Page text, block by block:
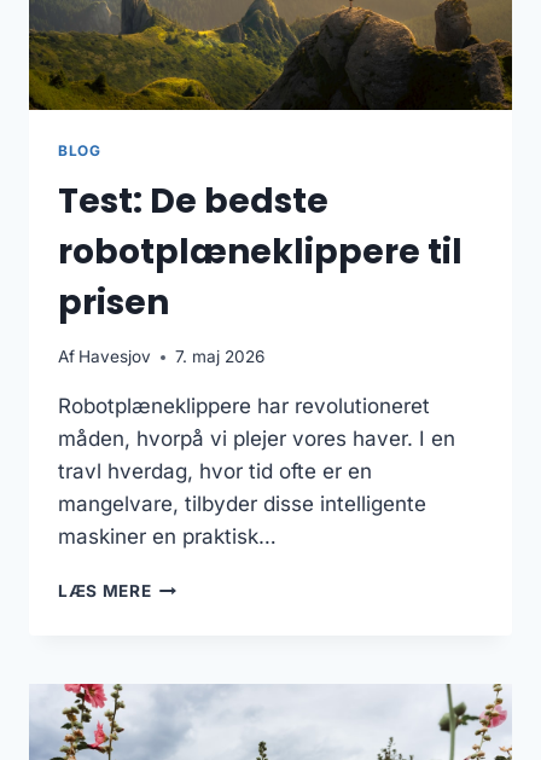
BLOG
Test: De bedste
robotplæneklippere til
prisen
Af Havesjov 7. maj 2026
Robotplæneklippere har revolutioneret
måden, hvorpå vi plejer vores haver. I en
travl hverdag, hvor tid ofte er en
mangelvare, tilbyder disse intelligente
maskiner en praktisk…
LÆS MERETEST:
TIL